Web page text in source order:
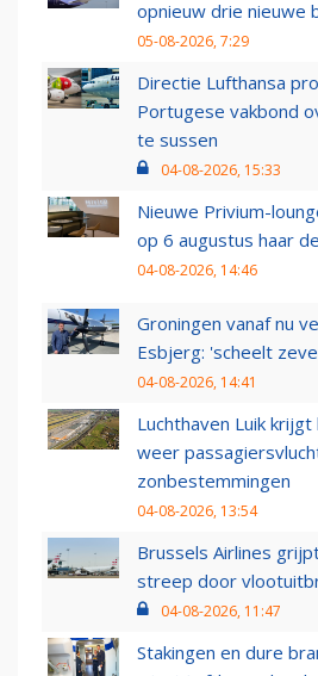
opnieuw drie nieuwe
05-08-2026, 7:29
Directie Lufthansa
Portugese vakbond
te sussen
04-08-2026, 15:33
Nieuwe Privium-
op 6 augustus haar
04-08-2026, 14:46
Groningen vanaf nu
Esbjerg: 'scheelt
04-08-2026, 14:41
Luchthaven Luik
weer
zonbestemmingen
04-08-2026, 13:54
Brussels Airlines
streep door
04-08-2026, 11:47
Stakingen en dure